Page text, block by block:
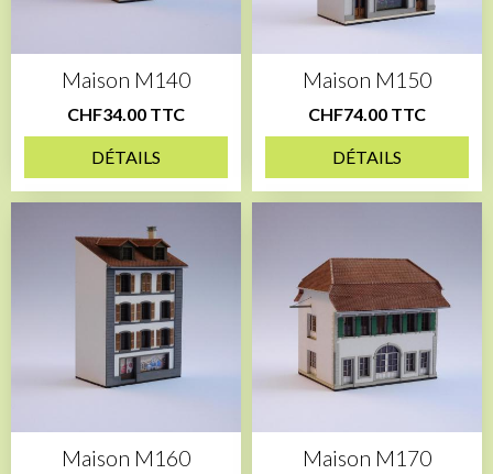
Maison M140
CHF34.00 TTC
DÉTAILS
Maison M150
CHF74.00 TTC
DÉTAILS
Maison M160 Maison M170